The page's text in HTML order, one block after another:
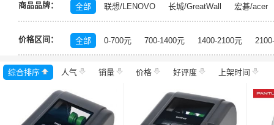
商品品牌： 全部 联想/LENOVO 长城/GreatWall
宏碁/acer
富士施乐/Fuji Xerox
华硕/ASUS 戴尔/DELL
三
飞利浦/PHILIPS
TCL 长虹/CHANGHONG
索尼
理光/RICOH
大华/dahua 奔图/PANTUM
金典/
齐心/Comix
科密/comet 希沃/seewo
中福/
爱普生/
MAXHUB
碎乐/Ceiro 柯达/Kodak
日立/
捷宇/JOYUSING
皓丽/Horion 北峰/BFDX
海
价格区间： 全部 0-700元 700-1400元 1400-2100元
综合排序 人气 销量 价格 好评度 上架时间